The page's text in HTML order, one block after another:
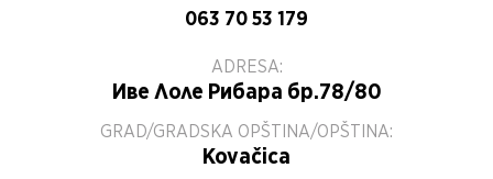
063 70 53 179
ADRESA:
Иве Лоле Рибара бр.78/80
GRAD/GRADSKA OPŠTINA/OPŠTINA:
Kovačica